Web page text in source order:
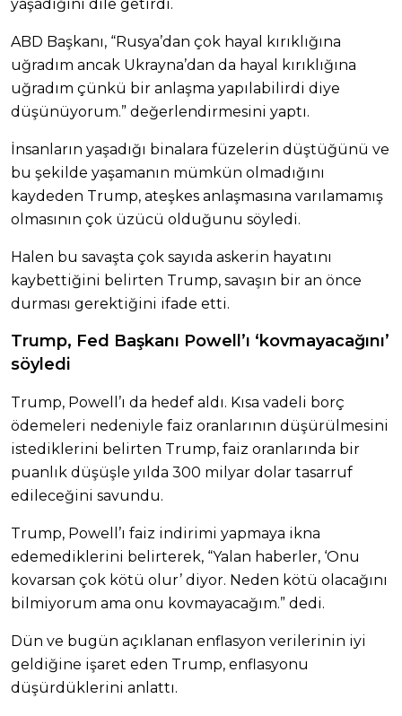
yaşadığını dile getirdi.
ABD Başkanı, “Rusya’dan çok hayal kırıklığına
uğradım ancak Ukrayna’dan da hayal kırıklığına
uğradım çünkü bir anlaşma yapılabilirdi diye
düşünüyorum.” değerlendirmesini yaptı.
İnsanların yaşadığı binalara füzelerin düştüğünü ve
bu şekilde yaşamanın mümkün olmadığını
kaydeden Trump, ateşkes anlaşmasına varılamamış
olmasının çok üzücü olduğunu söyledi.
Halen bu savaşta çok sayıda askerin hayatını
kaybettiğini belirten Trump, savaşın bir an önce
durması gerektiğini ifade etti.
Trump, Fed Başkanı Powell’ı ‘kovmayacağını’
söyledi
Trump, Powell’ı da hedef aldı. Kısa vadeli borç
ödemeleri nedeniyle faiz oranlarının düşürülmesini
istediklerini belirten Trump, faiz oranlarında bir
puanlık düşüşle yılda 300 milyar dolar tasarruf
edileceğini savundu.
Trump, Powell’ı faiz indirimi yapmaya ikna
edemediklerini belirterek, “Yalan haberler, ‘Onu
kovarsan çok kötü olur’ diyor. Neden kötü olacağını
bilmiyorum ama onu kovmayacağım.” dedi.
Dün ve bugün açıklanan enflasyon verilerinin iyi
geldiğine işaret eden Trump, enflasyonu
düşürdüklerini anlattı.